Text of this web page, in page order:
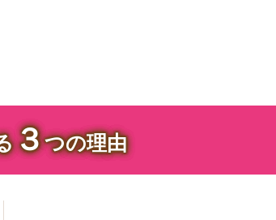
３つの理由